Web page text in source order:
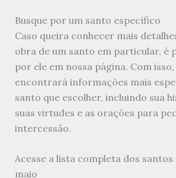
Busque por um santo específico
Caso queira conhecer mais
obra de um santo em particular, é
por ele em nossa página. Com
encontrará informações mais
santo que escolher, incluindo sua
suas virtudes e as orações para
intercessão.
Acesse a lista completa dos
maio